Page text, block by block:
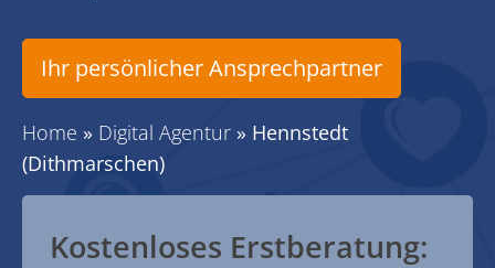
Ihr persönlicher Ansprechpartner
Home » Digital Agentur » Hennstedt
(Dithmarschen)
Kostenloses Erstberatung: